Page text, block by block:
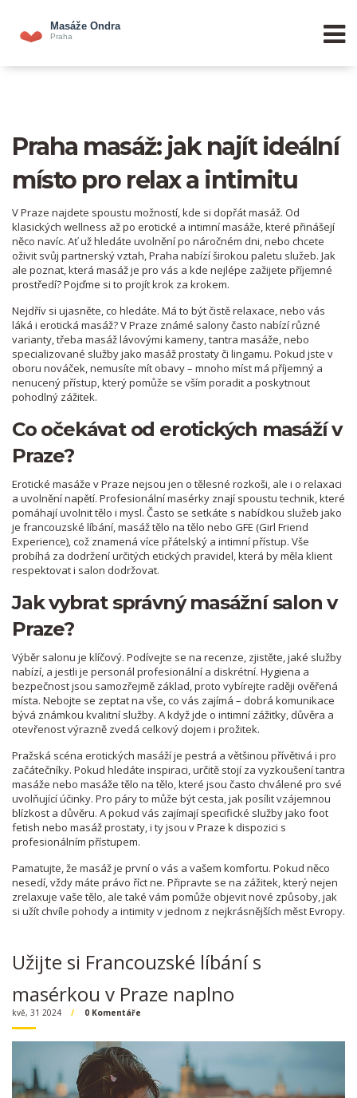
Praha masáž: jak najít ideální
místo pro relax a intimitu
V Praze najdete spoustu možností, kde si dopřát masáž. Od
klasických wellness až po erotické a intimní masáže, které přinášejí
něco navíc. Ať už hledáte uvolnění po náročném dni, nebo chcete
oživit svůj partnerský vztah, Praha nabízí širokou paletu služeb. Jak
ale poznat, která masáž je pro vás a kde nejlépe zažijete příjemné
prostředí? Pojďme si to projít krok za krokem.
Nejdřív si ujasněte, co hledáte. Má to být čistě relaxace, nebo vás
láká i erotická masáž? V Praze známé salony často nabízí různé
varianty, třeba masáž lávovými kameny, tantra masáže, nebo
specializované služby jako masáž prostaty či lingamu. Pokud jste v
oboru nováček, nemusíte mít obavy – mnoho míst má příjemný a
nenucený přístup, který pomůže se vším poradit a poskytnout
pohodlný zážitek.
Co očekávat od erotických masáží v
Praze?
Erotické masáže v Praze nejsou jen o tělesné rozkoši, ale i o relaxaci
a uvolnění napětí. Profesionální masérky znají spoustu technik, které
pomáhají uvolnit tělo i mysl. Často se setkáte s nabídkou služeb jako
je francouzské líbání, masáž tělo na tělo nebo GFE (Girl Friend
Experience), což znamená více přátelský a intimní přístup. Vše
probíhá za dodržení určitých etických pravidel, která by měla klient
respektovat i salon dodržovat.
Jak vybrat správný masážní salon v
Praze?
Výběr salonu je klíčový. Podívejte se na recenze, zjistěte, jaké služby
nabízí, a jestli je personál profesionální a diskrétní. Hygiena a
bezpečnost jsou samozřejmě základ, proto vybírejte raději ověřená
místa. Nebojte se zeptat na vše, co vás zajímá – dobrá komunikace
bývá známkou kvalitní služby. A když jde o intimní zážitky, důvěra a
otevřenost výrazně zvedá celkový dojem i prožitek.
Pražská scéna erotických masáží je pestrá a většinou přívětivá i pro
začátečníky. Pokud hledáte inspiraci, určitě stojí za vyzkoušení tantra
masáže nebo masáže tělo na tělo, které jsou často chválené pro své
uvolňující účinky. Pro páry to může být cesta, jak posílit vzájemnou
blízkost a důvěru. A pokud vás zajímají specifické služby jako foot
fetish nebo masáž prostaty, i ty jsou v Praze k dispozici s
profesionálním přístupem.
Pamatujte, že masáž je první o vás a vašem komfortu. Pokud něco
nesedí, vždy máte právo říct ne. Připravte se na zážitek, který nejen
zrelaxuje vaše tělo, ale také vám pomůže objevit nové způsoby, jak
si užít chvíle pohody a intimity v jednom z nejkrásnějších měst Evropy.
Užijte si Francouzské líbání s
masérkou v Praze naplno
kvě, 31 2024 0 Komentáře